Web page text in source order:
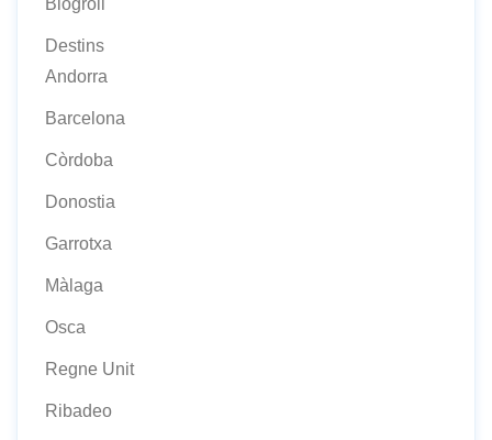
Blogroll
Destins
Andorra
Barcelona
Còrdoba
Donostia
Garrotxa
Màlaga
Osca
Regne Unit
Ribadeo